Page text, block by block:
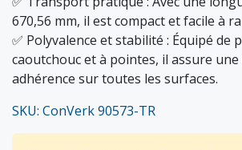
670,56 mm, il est compact et facile à
✅ Polyvalence et stabilité : Équipé de
caoutchouc et à pointes, il assure une
adhérence sur toutes les surfaces.
SKU: ConVerk 90573-TR